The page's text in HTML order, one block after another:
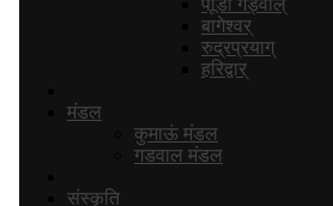
पोूडी गड्वाल्
बागेश्वर्
रुद्रप्रयाग्
हरिद्वार्
मंडल
कुमाऊं मंडल
गडवाल मंडल
संस्कृति